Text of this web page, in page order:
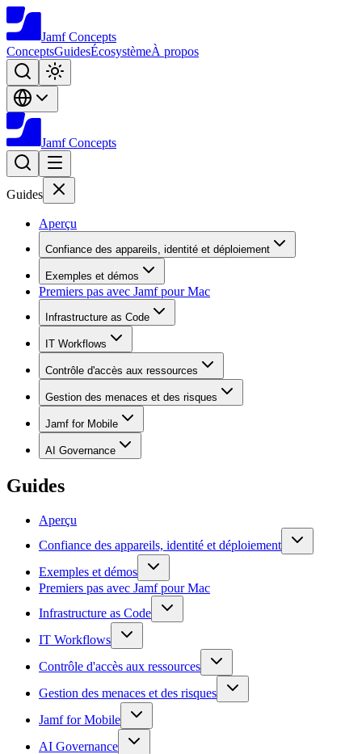
Jamf Concepts
ConceptsGuidesÉcosystèmeÀ propos
Jamf Concepts
Guides
Aperçu
Confiance des appareils, identité et déploiement
Exemples et démos
Premiers pas avec Jamf pour Mac
Infrastructure as Code
IT Workflows
Contrôle d'accès aux ressources
Gestion des menaces et des risques
Jamf for Mobile
AI Governance
Guides
Aperçu
Confiance des appareils, identité et déploiement
Exemples et démos
Premiers pas avec Jamf pour Mac
Infrastructure as Code
IT Workflows
Contrôle d'accès aux ressources
Gestion des menaces et des risques
Jamf for Mobile
AI Governance